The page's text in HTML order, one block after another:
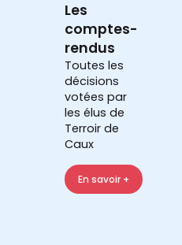
Les
comptes-
rendus
Toutes les
décisions
votées par
les élus de
Terroir de
Caux
En savoir +